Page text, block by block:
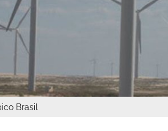
Brasil